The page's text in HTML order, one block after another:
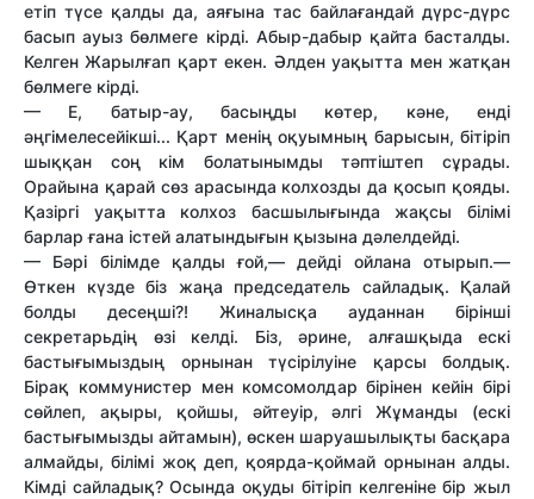
етіп түсе қалды да, аяғына тас байлағандай дүрс-дүрс
басып ауыз бөлмеге кірді. Абыр-дабыр қайта басталды.
Келген Жарылғап қарт екен. Әлден уақытта мен жатқан
бөлмеге кірді.
— Е, батыр-ау, басыңды көтер, кәне, енді
әңгімелесейікші... Қарт менің оқуымның барысын, бітіріп
шыққан соң кім болатынымды тәптіштеп сұрады.
Орайына қарай сөз арасында колхозды да қосып қояды.
Қазіргі уақытта колхоз басшылығында жақсы білімі
барлар ғана істей алатындығын қызына дәлелдейді.
— Бәрі білімде қалды ғой,— дейді ойлана отырып.—
Өткен күзде біз жаңа председатель сайладық. Қалай
болды десеңші?! Жиналысқа ауданнан бірінші
секретарьдің өзі келді. Біз, әрине, алғашқыда ескі
бастығымыздың орнынан түсірілуіне қарсы болдық.
Бірақ коммунистер мен комсомолдар бірінен кейін бірі
сөйлеп, ақыры, қойшы, әйтеуір, әлгі Жұманды (ескі
бастығымызды айтамын), өскен шаруашылықты басқара
алмайды, білімі жоқ деп, қоярда-қоймай орнынан алды.
Кімді сайладық? Осында оқуды бітіріп келгеніне бір жыл